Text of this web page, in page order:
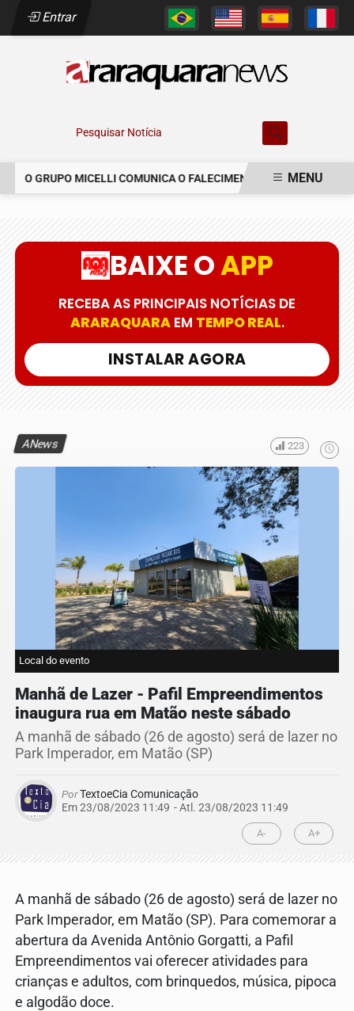
Entrar
Pesquisar Notícia
O GRUPO MICELLI COMUNICA O FALECIMENTO DO SR. MARCELO
MENU
BAIXE OAPP
RECEBA AS PRINCIPAIS NOTÍCIAS DE
ARARAQUARAEM TEMPO REAL.
INSTALAR AGORA
ANews 223
Local do evento
Manhã de Lazer - Pafil Empreendimentos
inaugura rua em Matão neste sábado
A manhã de sábado (26 de agosto) será de lazer no
Park Imperador, em Matão (SP)
PorTextoeCia Comunicação
Em 23/08/2023 11:49 - Atl. 23/08/2023 11:49
A- A+
A manhã de sábado (26 de agosto) será de lazer no
Park Imperador, em Matão (SP). Para comemorar a
abertura da Avenida Antônio Gorgatti, a Pafil
Empreendimentos vai oferecer atividades para
crianças e adultos, com brinquedos, música, pipoca
e algodão doce.